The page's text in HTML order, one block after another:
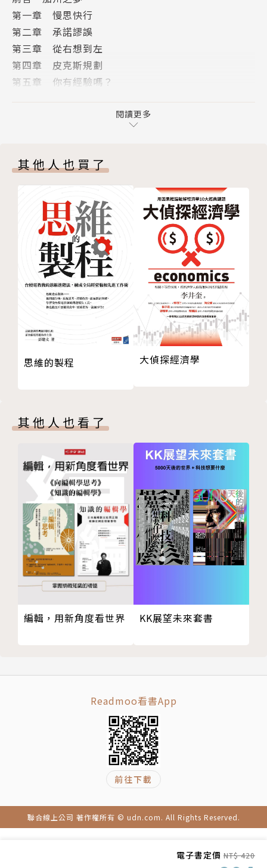
電子書定價 NT$ 420
根據研究，超過99.5%的大型專案，不是預算超支，就
是進度延遲，或者兼而有之。雪梨歌劇院的興建成本，
比預估高了14倍；美國加州高鐵的預算，從330億美元
飆升到1000億美元，仍然無法完成。類似問題一再發
生，不只國家級的大型工程計畫，我們的日常生活與工
元以上的專案擔任顧問，並於牛津大學領導專業團隊，
花費數十年，蒐集世界各地上萬件專案數據，彙聚成龐
大資料庫。在《超級專案管理》中，他分析各種失敗案
例的共同問題，以科學方法，揭示那些極少數專案得以
順利完成的關鍵，並提煉出人人能夠應用的勝利心法，
教你把願景變成可行的計畫，將專案推向成功！
• 開始問「為什麼？」
協助你專注於重要的事，以及最終的目的與結果。
• 慢思快行
良好規劃、有效執行，縮短可能發生風險的時間段，盡
速搞定一切。
你的專案絕非獨一無二，記得多參考他人的經驗。
• 知道最大的風險是你自己
留意認知與行為的偏誤，別把注意力全放在眼前的事。
專業推薦（依姓氏筆畫排列）
Ada｜筆記女王
丁菱娟｜影響力品牌學院創辦人
瓦基｜「閱讀前哨站」站長
李君婷｜資深企業顧問、講師
洪震宇｜《精準提問》作者
洪瀞｜暢銷書《自己的力學》作者、成大教授、雙寶爸
郝旭烈｜企業知名策略顧問
例子淺顯易懂，讓我知道怎麼改進我的專案了！
── Ada（筆記女王）
專案管理幾乎是每個職場工作者都必須要學的一項硬實
──丁菱娟（影響力品牌學院創辦人）
對於所有負責專案的職場人而言，這本書將帶給你遠超
第一章 慢思快行
第二章 承諾謬誤
第三章 從右想到左
第四章 皮克斯規劃
第五章 你有經驗嗎？
第七章 無知其實是福？
第八章 齊心協力的有機體
結語 改善專案領導的十一種捷思法
附錄一 成本風險的基本比率
附錄二 [延伸閱讀] 本書作者傅以斌的研究結果
版權頁
閱讀更多
其他人也買了
思維的製程 大偵探經濟學
其他人也看了
編輯，用新角度看世界 KK展望未來套書
Readmoo看書App
前往下載
聯合線上公司 著作權所有 © udn.com. All Rights Reserved.